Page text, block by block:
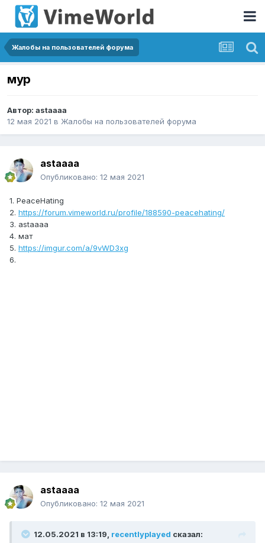
Жалобы на пользователей форума
мур
Автор: astaaaa
12 мая 2021 в Жалобы на пользователей форума
astaaaa
Опубликовано: 12 мая 2021
1. PeaceHating
2. https://forum.vimeworld.ru/profile/188590-peacehating/
3. astaaaa
4. мат
5. https://imgur.com/a/9vWD3xg
6.
astaaaa
Опубликовано: 12 мая 2021
12.05.2021 в 13:19, recentlyplayed сказал: